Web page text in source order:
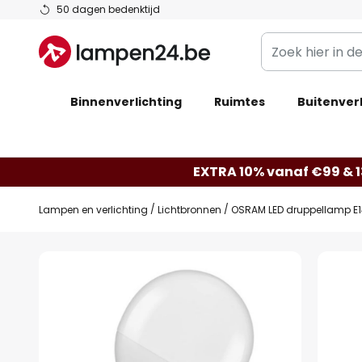
50 dagen bedenktijd
Ga
de
inhoud
Zoek
hier
de
Binnenverlichting Ruimtes
EXTRA 10% vanaf €99 &
Lampen en verlichting Lichtbronnen OSRAM LED druppellamp